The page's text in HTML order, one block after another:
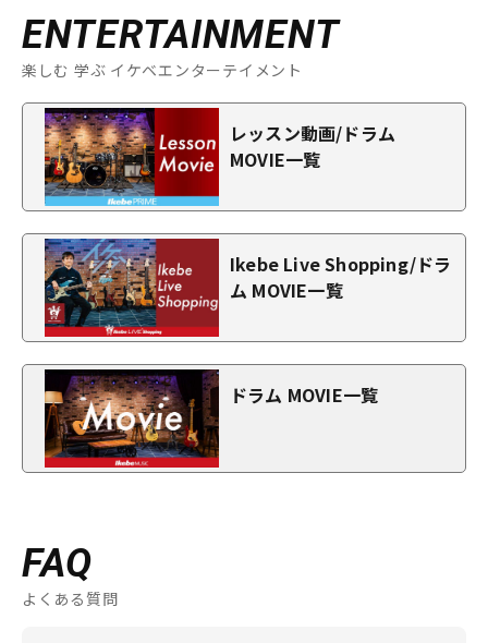
ENTERTAINMENT
楽しむ 学ぶ イケベエンターテイメント
レッスン動画/ドラム
MOVIE一覧
Ikebe Live Shopping/ドラ
ム MOVIE一覧
ドラム MOVIE一覧
FAQ
よくある質問